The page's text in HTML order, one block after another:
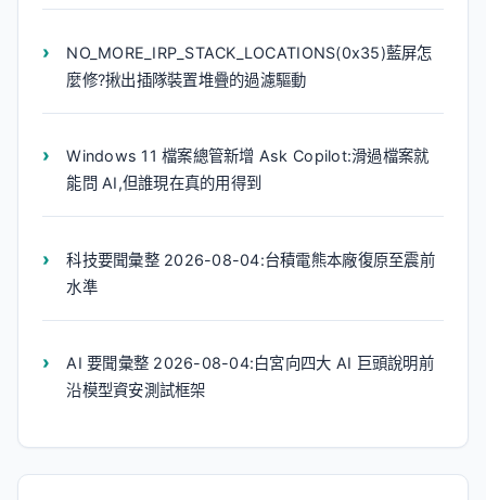
NO_MORE_IRP_STACK_LOCATIONS(0x35)藍屏怎
麼修?揪出插隊裝置堆疊的過濾驅動
Windows 11 檔案總管新增 Ask Copilot:滑過檔案就
能問 AI,但誰現在真的用得到
科技要聞彙整 2026-08-04:台積電熊本廠復原至震前
水準
AI 要聞彙整 2026-08-04:白宮向四大 AI 巨頭說明前
沿模型資安測試框架